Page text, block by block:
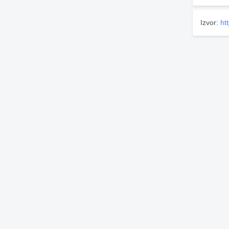
Izvor: